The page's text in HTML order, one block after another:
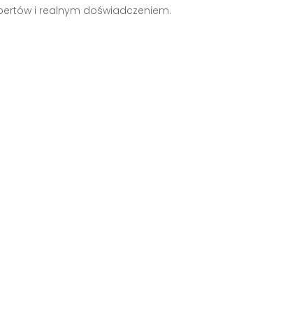
i realnym doświadczeniem.